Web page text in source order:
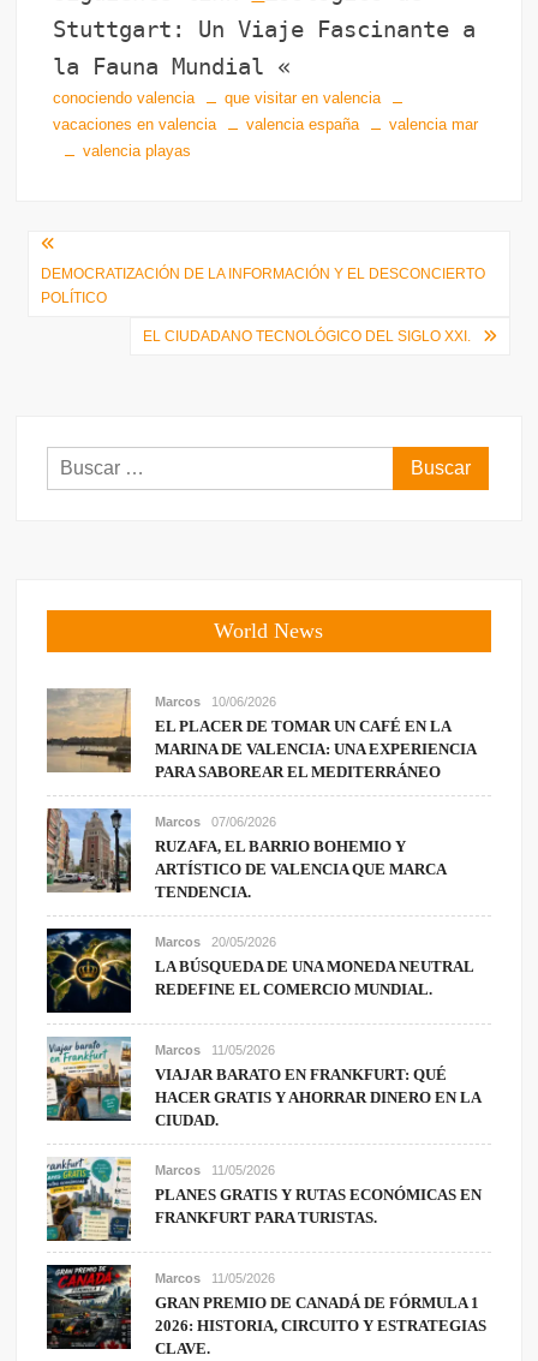
Stuttgart: Un Viaje Fascinante a
la Fauna Mundial «
conociendo valencia
que visitar en valencia
vacaciones en valencia
valencia españa
valencia mar
valencia playas
Navegación
deDEMOCRATIZACIÓN DE LA INFORMACIÓN Y EL DESCONCIERTO
POLÍTICO
EL CIUDADANO TECNOLÓGICO DEL SIGLO XXI.
Buscar:
World News
Marcos 10/06/2026
EL PLACER DE TOMAR UN CAFÉ EN LA
MARINA DE VALENCIA: UNA EXPERIENCIA
PARA SABOREAR EL MEDITERRÁNEO
Marcos 07/06/2026
RUZAFA, EL BARRIO BOHEMIO Y
ARTÍSTICO DE VALENCIA QUE MARCA
TENDENCIA.
Marcos 20/05/2026
LA BÚSQUEDA DE UNA MONEDA NEUTRAL
REDEFINE EL COMERCIO MUNDIAL.
Marcos 11/05/2026
VIAJAR BARATO EN FRANKFURT: QUÉ
HACER GRATIS Y AHORRAR DINERO EN LA
CIUDAD.
Marcos 11/05/2026
PLANES GRATIS Y RUTAS ECONÓMICAS EN
FRANKFURT PARA TURISTAS.
Marcos 11/05/2026
GRAN PREMIO DE CANADÁ DE FÓRMULA 1
2026: HISTORIA, CIRCUITO Y ESTRATEGIAS
CLAVE.